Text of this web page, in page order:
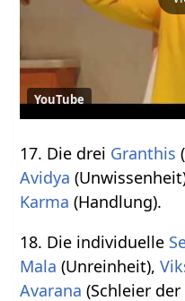
YouTube
17. Die drei Granthis
Avidya
Karma (Handlung).
18. Die individuelle
Mala (Unreinheit),
Avarana (Schleier